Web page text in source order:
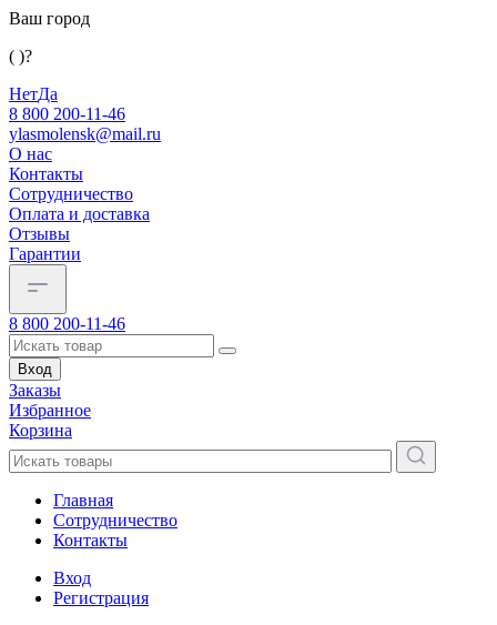
Ваш город
( )?
НетДа
8 800 200-11-46
ylasmolensk@mail.ru
О нас
Контакты
Сотрудничество
Оплата и доставка
Отзывы
Гарантии
8 800 200-11-46
Вход
Заказы
Избранное
Корзина
Главная
Сотрудничество
Контакты
Вход
Регистрация